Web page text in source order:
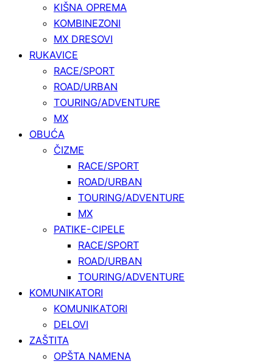
KIŠNA OPREMA
KOMBINEZONI
MX DRESOVI
RUKAVICE
RACE/SPORT
ROAD/URBAN
TOURING/ADVENTURE
MX
OBUĆA
ČIZME
RACE/SPORT
ROAD/URBAN
TOURING/ADVENTURE
MX
PATIKE-CIPELE
RACE/SPORT
ROAD/URBAN
TOURING/ADVENTURE
KOMUNIKATORI
KOMUNIKATORI
DELOVI
ZAŠTITA
OPŠTA NAMENA